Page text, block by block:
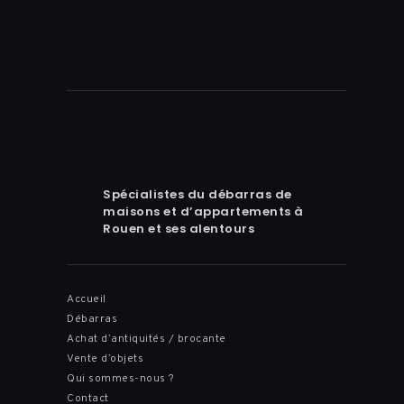
Spécialistes du débarras de
maisons et d’appartements à
Rouen et ses alentours
Accueil
Débarras
Achat d’antiquités / brocante
Vente d’objets
Qui sommes-nous ?
Contact